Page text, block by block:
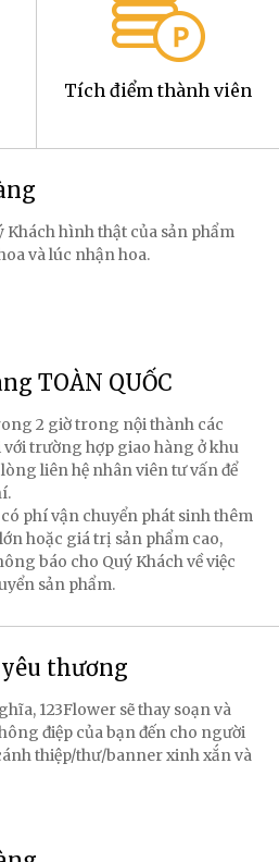
Tích điểm thành viên
Khách hình thật của sản phẩm
và lúc nhận hoa.
TOÀN QUỐC
2 giờ trong nội thành các
trường hợp giao hàng ở khu
liên hệ nhân viên tư vấn để
phí vận chuyển phát sinh thêm
hoặc giá trị sản phẩm cao,
báo cho Quý Khách về việc
sản phẩm.
thương
123Flower sẽ thay soạn và
điệp của bạn đến cho người
thiệp/thư/banner xinh xắn và